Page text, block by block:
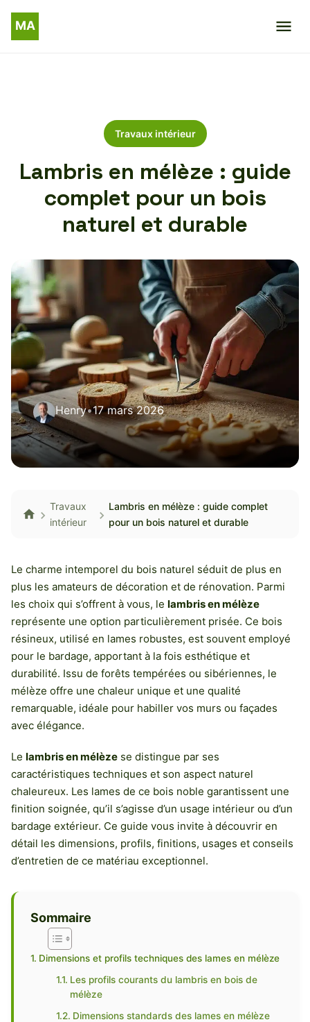
Travaux intérieur
Lambris en mélèze : guide
complet pour un bois
naturel et durable
Henry•17 mars 2026
Travaux
intérieur
Lambris en mélèze : guide complet
pour un bois naturel et durable
Le charme intemporel du bois naturel séduit de plus en
plus les amateurs de décoration et de rénovation. Parmi
les choix qui s’offrent à vous, le lambris en mélèze
représente une option particulièrement prisée. Ce bois
résineux, utilisé en lames robustes, est souvent employé
pour le bardage, apportant à la fois esthétique et
durabilité. Issu de forêts tempérées ou sibériennes, le
mélèze offre une chaleur unique et une qualité
remarquable, idéale pour habiller vos murs ou façades
avec élégance.
Le lambris en mélèze se distingue par ses
caractéristiques techniques et son aspect naturel
chaleureux. Les lames de ce bois noble garantissent une
finition soignée, qu’il s’agisse d’un usage intérieur ou d’un
bardage extérieur. Ce guide vous invite à découvrir en
détail les dimensions, profils, finitions, usages et conseils
d’entretien de ce matériau exceptionnel.
Sommaire
Dimensions et profils techniques des lames en mélèze
Les profils courants du lambris en bois de
mélèze
Dimensions standards des lames en mélèze